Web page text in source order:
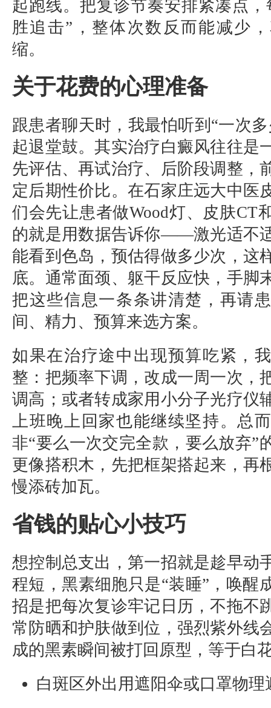
起跑线。把复诊节奏安排紧凑点，
胜追击”，整体次数反而能减少
缩。
关于花费的心理准备
跟患者聊天时，我最怕听到“一次
起退堂鼓。其实治疗白癜风往往是
先评估、再试治疗、后阶段调整，
定后期性价比。在石家庄远大中医
们会先让患者做Wood灯、皮肤CT
的就是用数据告诉你——激光适不
能看到色岛，预估得做多少次，这
底。通常面颈、躯干反应快，手脚
把这些信息一条条讲清楚，再请
间、精力、预算来选方案。
如果在治疗途中出现预算吃紧，
整：把频率下调，改成一周一次，
调高；或者转成家用小分子光疗仪
上班晚上回家也能继续坚持。总
非“要么一次交完全款，要么放弃”
更像搭积木，先把框架搭起来，再
慢添砖加瓦。
省钱的贴心小技巧
想控制总支出，第一招就是趁早动
程短，黑素细胞只是“装睡”，唤醒
招是把每次复诊牢记日历，不拖不
常防晒和护肤做到位，强烈紫外线
成的黑素瞬间被打回原型，等于白
白斑区外出用遮阳伞或口罩物理